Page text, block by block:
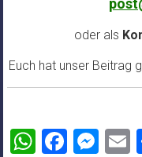
oder als
Euch hat unser Beitrag